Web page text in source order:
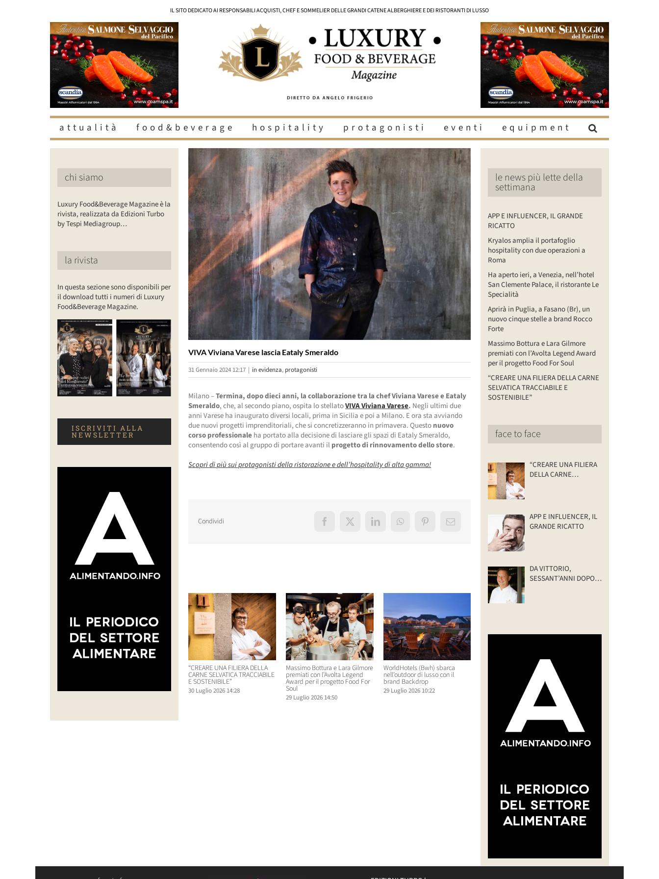
IL SITO DEDICATO AI RESPONSABILI ACQUISTI, CHEF E SOMMELIER DELLE GRANDI CATENE ALBERGHIERE E DEI RISTORANTI DI LUSSO
attualità food&beverage hospitality protagonisti eventi equipment
Ingrandisci
immagine
VIVA Viviana Varese lascia Eataly Smeraldo
31 Gennaio 2024 12:17 | in evidenza, protagonisti
Milano –Termina, dopo dieci anni, la collaborazione tra la chef Viviana Varese e Eataly
Smeraldo, che, al secondo piano, ospita lo stellatoVIVA Viviana Varese. Negli ultimi due
anni Varese ha inaugurato diversi locali, prima in Sicilia e poi a Milano. E ora sta avviando
due nuovi progetti imprenditoriali, che si concretizzeranno in primavera. Questonuovo
corso professionaleha portato alla decisione di lasciare gli spazi di Eataly Smeraldo,
consentendo così al gruppo di portare avanti il progetto di rinnovamento dello store.
Scopri di più sui protagonisti della ristorazione e dell’hospitality di alta gamma!
Condividi Facebook
X LinkedInWhatsAppPinterestEmail
“CREARE UNA FILIERA DELLA
CARNE SELVATICA TRACCIABILE
E SOSTENIBILE”
30 Luglio 2026 14:28
Massimo Bottura e Lara Gilmore
premiati con l’Avolta Legend
Award per il progetto Food For
Soul
29 Luglio 2026 14:50
WorldHotels (Bwh) sbarca
nell’outdoor di lusso con il
brand Backdrop
29 Luglio 2026 10:22
“CREARE UNA FILIERA DELLA
CARNE SELVATICA TRACCIABILE
30 Luglio 2026 14:28
chi siamo
Luxury Food&Beverage Magazine è la
rivista, realizzata da Edizioni Turbo
by Tespi Mediagroup…
la rivista
In questa sezione sono disponibili per
il download tutti i numeri di Luxury
Food&Beverage Magazine.
ISCRIVITI ALLA
NEWSLETTER
le news più lette della
settimana
APP E INFLUENCER, IL GRANDE
RICATTO
Kryalos amplia il portafoglio
hospitality con due operazioni a
Roma
Ha aperto ieri, a Venezia, nell’hotel
San Clemente Palace, il ristorante Le
Specialità
Aprirà in Puglia, a Fasano (Br), un
nuovo cinque stelle a brand Rocco
Forte
Massimo Bottura e Lara Gilmore
premiati con l’Avolta Legend Award
per il progetto Food For Soul
“CREARE UNA FILIERA DELLA CARNE
SELVATICA TRACCIABILE E
SOSTENIBILE”
face to face
“CREARE UNA FILIERA
DELLA CARNE
APP E INFLUENCER, IL
GRANDE RICATTO
DA VITTORIO,
SESSANT’ANNI DOPO: